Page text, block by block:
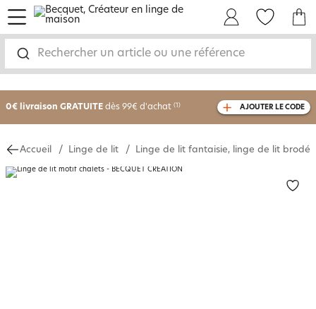
Rechercher un article ou une référence
menu
-25% sur votre commandedès 2 articles
0€ livraison GRATUITE dès 99€ d'achat (1) AJOUTER LE CODE
Accueil Linge de lit Linge de lit fantaisie, linge de lit brodé